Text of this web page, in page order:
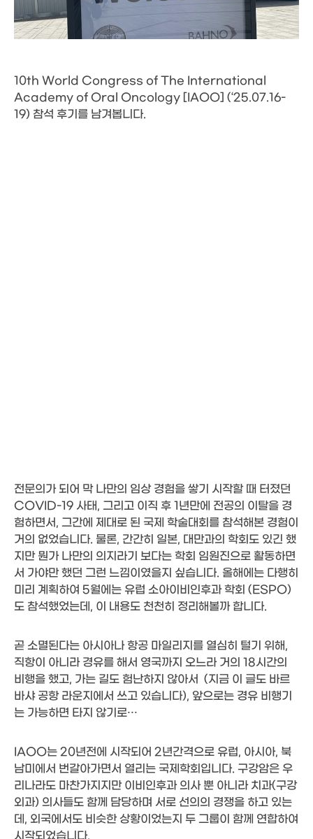
10th World Congress of The International
Academy of Oral Oncology [IAOO] (‘25.07.16-
19) 참석 후기를 남겨봅니다.
전문의가 되어 막 나만의 임상 경험을 쌓기 시작할 때 터졌던
COVID-19 사태, 그리고 이직 후 1년만에 전공의 이탈을 경
험하면서, 그간에 제대로 된 국제 학술대회를 참석해본 경험이
거의 없었습니다. 물론, 간간히 일본, 대만과의 학회도 있긴 했
지만 뭔가 나만의 의지라기 보다는 학회 임원진으로 활동하면
서 가야만 했던 그런 느낌이였을지 싶습니다. 올해에는 다행히
미리 계획하여 5월에는 유럽 소아이비인후과 학회 (ESPO)
도 참석했었는데, 이 내용도 천천히 정리해볼까 합니다.
곧 소멸된다는 아시아나 항공 마일리지를 열심히 털기 위해,
직항이 아니라 경유를 해서 영국까지 오느라 거의 18시간의
비행을 했고, 가는 길도 험난하지 않아서 (지금 이 글도 바르
바샤 공항 라운지에서 쓰고 있습니다), 앞으로는 경유 비행기
는 가능하면 타지 않기로…
IAOO는 20년전에 시작되어 2년간격으로 유럽, 아시아, 북
남미에서 번갈아가면서 열리는 국제학회입니다. 구강암은 우
리나라도 마찬가지지만 이비인후과 의사 뿐 아니라 치과(구강
외과) 의사들도 함께 담당하며 서로 선의의 경쟁을 하고 있는
데, 외국에서도 비슷한 상황이었는지 두 그룹이 함께 연합하여
시작되었습니다.